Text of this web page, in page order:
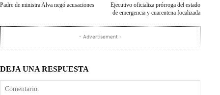
Padre de ministra Alva negó acusaciones
Ejecutivo oficializa prórroga del estado
de emergencia y cuarentena focalizada
- Advertisement -
DEJA UNA RESPUESTA